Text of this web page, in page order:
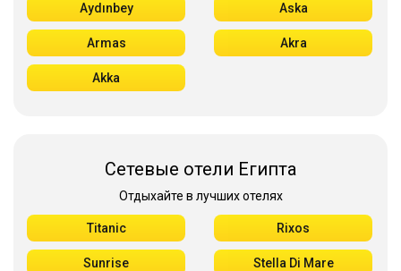
Aydınbey Aska
Armas Akra
Akka
Сетевые отели Египта
Отдыхайте в лучших отелях
Titanic Rixos
Sunrise Stella Di Mare